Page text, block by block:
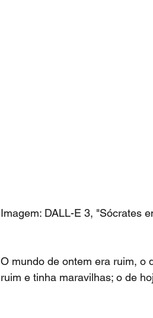
Imagem: DALL-E 3, "Sócrates
O mundo de ontem era ruim, o
ruim e tinha maravilhas; o de